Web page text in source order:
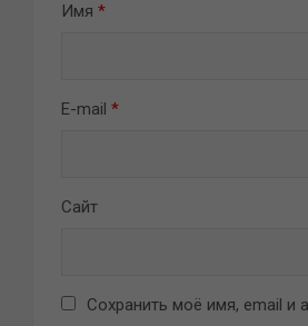
Имя *
E-mail *
Сайт
Сохранить моё имя, email и